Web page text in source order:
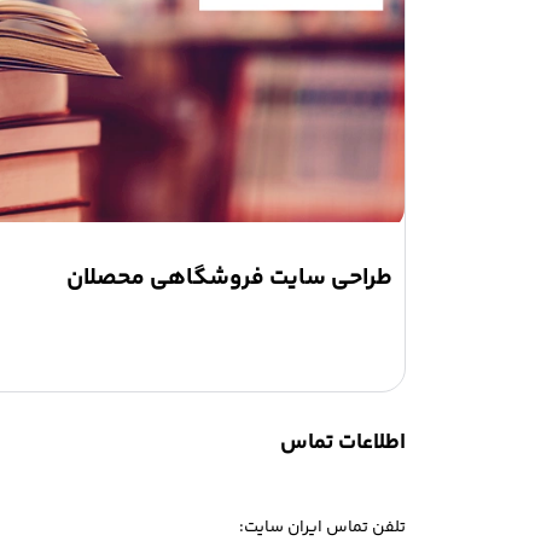
طراحی سایت فروشگاهی محصلان
اطلاعات تماس
تلفن تماس ایران سایت: